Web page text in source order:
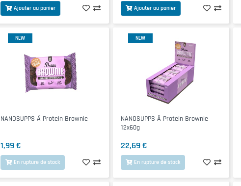
Ajouter au panier Ajouter au panier
NEW
NANOSUPPS Ä Protein Brownie
1,99 €
En rupture de stock
NEW
NANOSUPPS Ä Protein Brownie
12x60g
22,69 €
En rupture de stock